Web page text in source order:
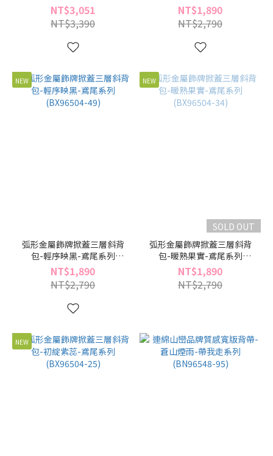
(BZ96356-49)
NT$3,051
NT$3,390
(BX96504-55)
NT$1,890
NT$2,790
NEW
弧形金屬飾牌掀蓋三層斜背
包-輕序映黑-鳶尾系列
(BX96504-49)
NT$1,890
NT$2,790
NEW
SOLD OUT
弧形金屬飾牌掀蓋三層斜背
包-暖熟果實-鳶尾系列
(BX96504-34)
NT$1,890
NT$2,790
NEW